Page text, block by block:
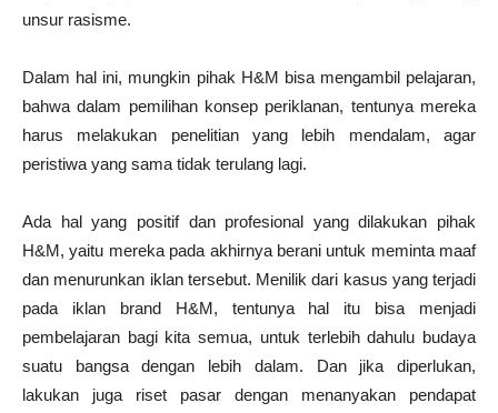
unsur rasisme.
Dalam hal ini, mungkin pihak H&M bisa mengambil pelajaran,
bahwa dalam pemilihan konsep periklanan, tentunya mereka
harus melakukan penelitian yang lebih mendalam, agar
peristiwa yang sama tidak terulang lagi.
Ada hal yang positif dan profesional yang dilakukan pihak
H&M, yaitu mereka pada akhirnya berani untuk meminta maaf
dan menurunkan iklan tersebut. Menilik dari kasus yang terjadi
pada iklan brand H&M, tentunya hal itu bisa menjadi
pembelajaran bagi kita semua, untuk terlebih dahulu budaya
suatu bangsa dengan lebih dalam. Dan jika diperlukan,
lakukan juga riset pasar dengan menanyakan pendapat